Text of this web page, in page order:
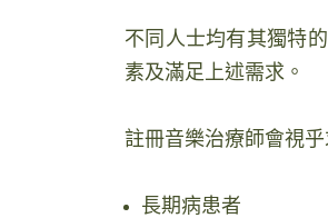
不同人士均有其獨特
素及滿足上述需求。
註冊音樂治療師會視
長期病患者